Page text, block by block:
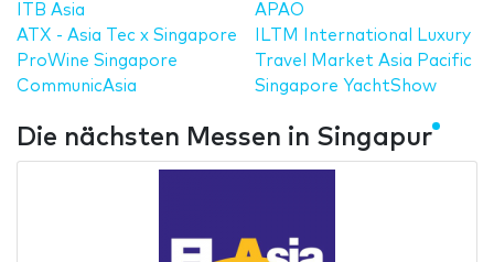
ITB Asia
ATX - Asia Tec x Singapore
ProWine Singapore
CommunicAsia
APAO
ILTM International Luxury
Travel Market Asia Pacific
Singapore YachtShow
Die nächsten Messen in Singapur